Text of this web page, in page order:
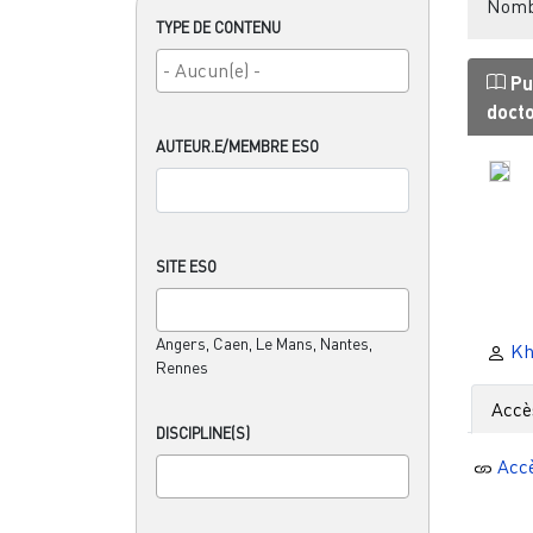
TYPE DE CONTENU
AUTEUR.E/MEMBRE ESO
SITE ESO
Angers, Caen, Le Mans, Nantes,
Rennes
DISCIPLINE(S)